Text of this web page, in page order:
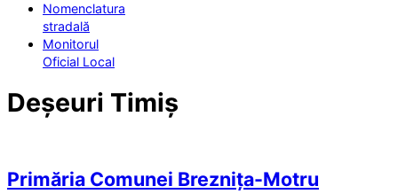
Nomenclatura
stradală
Monitorul
Oficial Local
Deșeuri Timiș
Primăria Comunei Breznița-Motru